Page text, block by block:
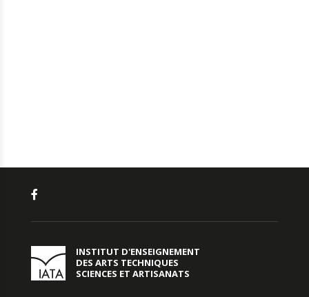
INSTITUT D'ENSEIGNEMENT
DES ARTS TECHNIQUES
SCIENCES ET ARTISANATS